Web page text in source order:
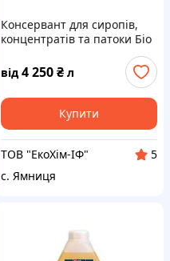
Консервант для сиропів,
концентратів та патоки Біо
літр
від 4 250₴ л
Купити
ТОВ "ЕкоХім-ІФ"
5
с. Ямниця